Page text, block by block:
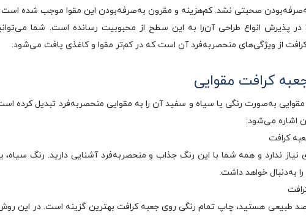
صحبتی نشد. کم‌هزینه و مقرون به‌صرفه‌بودن این مقوا موجب شده است
در پذیرش انواع طراحی آن‌را به این سطح از محبوبیت رسانده است. شما
از ویژگی‌های منحصر‌به‌فرد آن است که در کم‌تر مقوا و کاغذی یافت می‌شود.
کرافت مقوایی
به‌صورت رنگی یا سیاه و سفید آن را به مقوایی منحصر‌به‌فرد تبدیل کرده
اشاره می‌شود:
نیاز ندارد و همه شما با این رنگ جذاب و منحصر‌به‌فرد آشنایی دارید. رنگ
به‌دنبال خواهد داشت.
به‌دنبال ظاهری 100 درصد طبیعی هستید، چاپ تمام رنگی روی جعبه کرافت بهترین گزینه